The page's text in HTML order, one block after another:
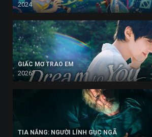
2024
GIẤC MƠ TRAO EM
2026
TIA NẮNG: NGƯỜI LÍNH GỤC NGÃ